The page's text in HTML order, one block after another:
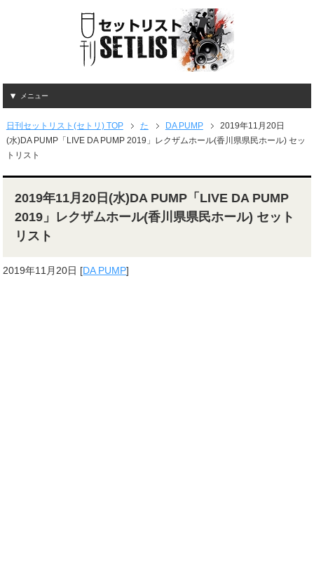
メニュー
日刊セットリスト(セトリ) TOP た DA PUMP
2019年11月20日
(水)DA PUMP「LIVE DA PUMP 2019」レクザムホール(香川県県民ホール) セッ
トリスト
2019年11月20日(水)DA PUMP「LIVE DA PUMP
2019」レクザムホール(香川県県民ホール) セット
リスト
2019年11月20日 [DA PUMP]